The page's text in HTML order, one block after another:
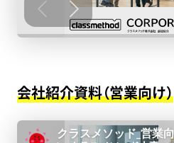
会社紹介資料（営業向け）